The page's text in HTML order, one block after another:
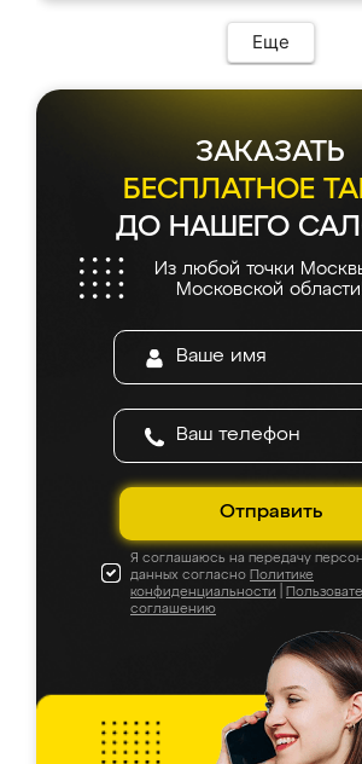
Еще
ЗАКАЗАТЬ
БЕСПЛАТНОЕ
ДО НАШЕГО
Из любой точки
Московской
Отправить
Я соглашаюсь на передачу
данных согласно Политике
конфиденциальности
соглашению